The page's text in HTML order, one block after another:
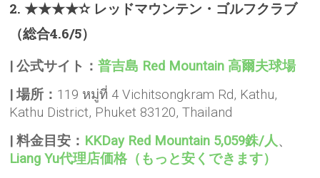
2. ★★★★✫ レッドマウンテン・ゴルフクラブ
（総合4.6/5）
| 公式サイト：普吉島 Red Mountain 高爾夫球場
| 場所： 119 หมู่ที่ 4 Vichitsongkram Rd, Kathu,
Kathu District, Phuket 83120, Thailand
| 料金目安： KKDay Red Mountain 5,059銖/人、
Liang Yu代理店価格（もっと安くできます）